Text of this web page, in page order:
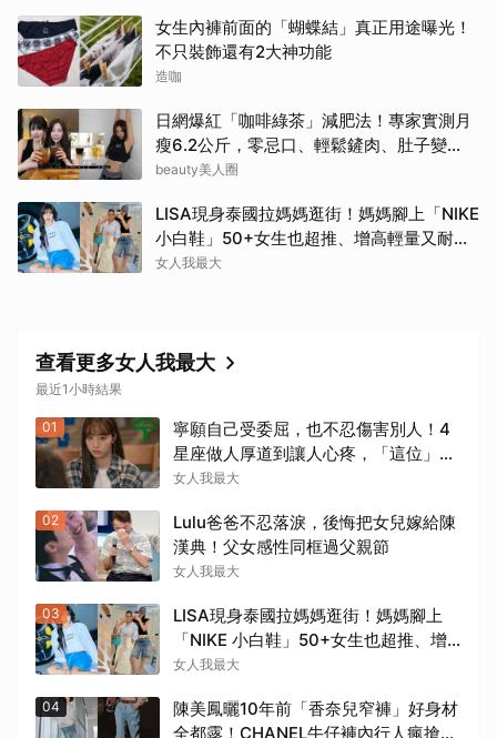
女生內褲前面的「蝴蝶結」真正用途曝光！
不只裝飾還有2大神功能
造咖
日網爆紅「咖啡綠茶」減肥法！專家實測月
瘦6.2公斤，零忌口、輕鬆鏟肉、肚子變
小！
beauty美人圈
LISA現身泰國拉媽媽逛街！媽媽腳上「NIKE
小白鞋」50+女生也超推、增高輕量又耐
走！
女人我最大
查看更多女人我最大
最近1小時結果
01
寧願自己受委屈，也不忍傷害別人！4
星座做人厚道到讓人心疼，「這位」敏
感細膩搞得自己不斷內耗
女人我最大
02
Lulu爸爸不忍落淚，後悔把女兒嫁給陳
漢典！父女感性同框過父親節
女人我最大
03
LISA現身泰國拉媽媽逛街！媽媽腳上
「NIKE 小白鞋」50+女生也超推、增
高輕量又耐走！
女人我最大
04
陳美鳳曬10年前「香奈兒窄褲」好身材
全都露！CHANEL牛仔褲內行人瘋搶，